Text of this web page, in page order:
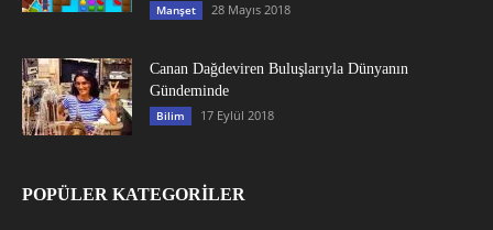
Manşet 28 Mayıs 2018
Canan Dağdeviren Buluşlarıyla Dünyanın
Gündeminde
Bilim 17 Eylül 2018
POPÜLER KATEGORİLER